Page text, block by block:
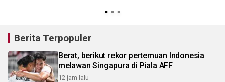
Berita Terpopuler
Berat, berikut rekor pertemuan Indonesia
melawan Singapura di Piala AFF
12 jam lalu